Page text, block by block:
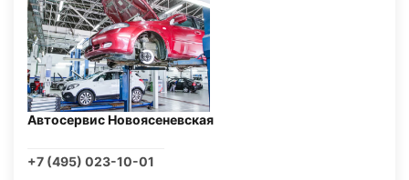
Автосервис Новоясеневская
+7 (495) 023-10-01